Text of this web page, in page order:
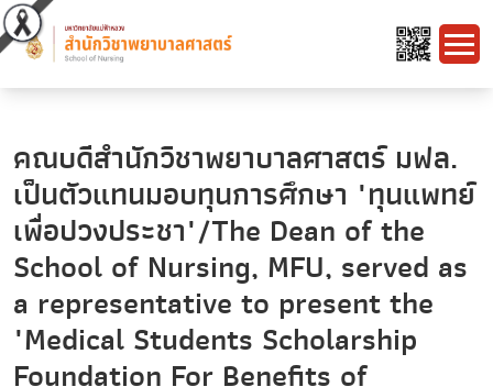
คณบดีสำนักวิชาพยาบาลศาสตร์ มฟล.
เป็นตัวแทนมอบทุนการศึกษา "ทุนแพทย์
เพื่อปวงประชา"/The Dean of the
School of Nursing, MFU, served as
a representative to present the
"Medical Students Scholarship
Foundation For Benefits of